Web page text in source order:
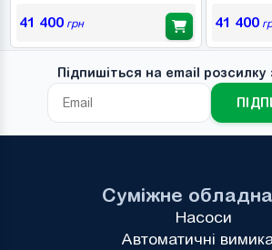
41 400грн 41 400
Підпишіться на email розсилку
Суміжне
Насоси
Автоматичні